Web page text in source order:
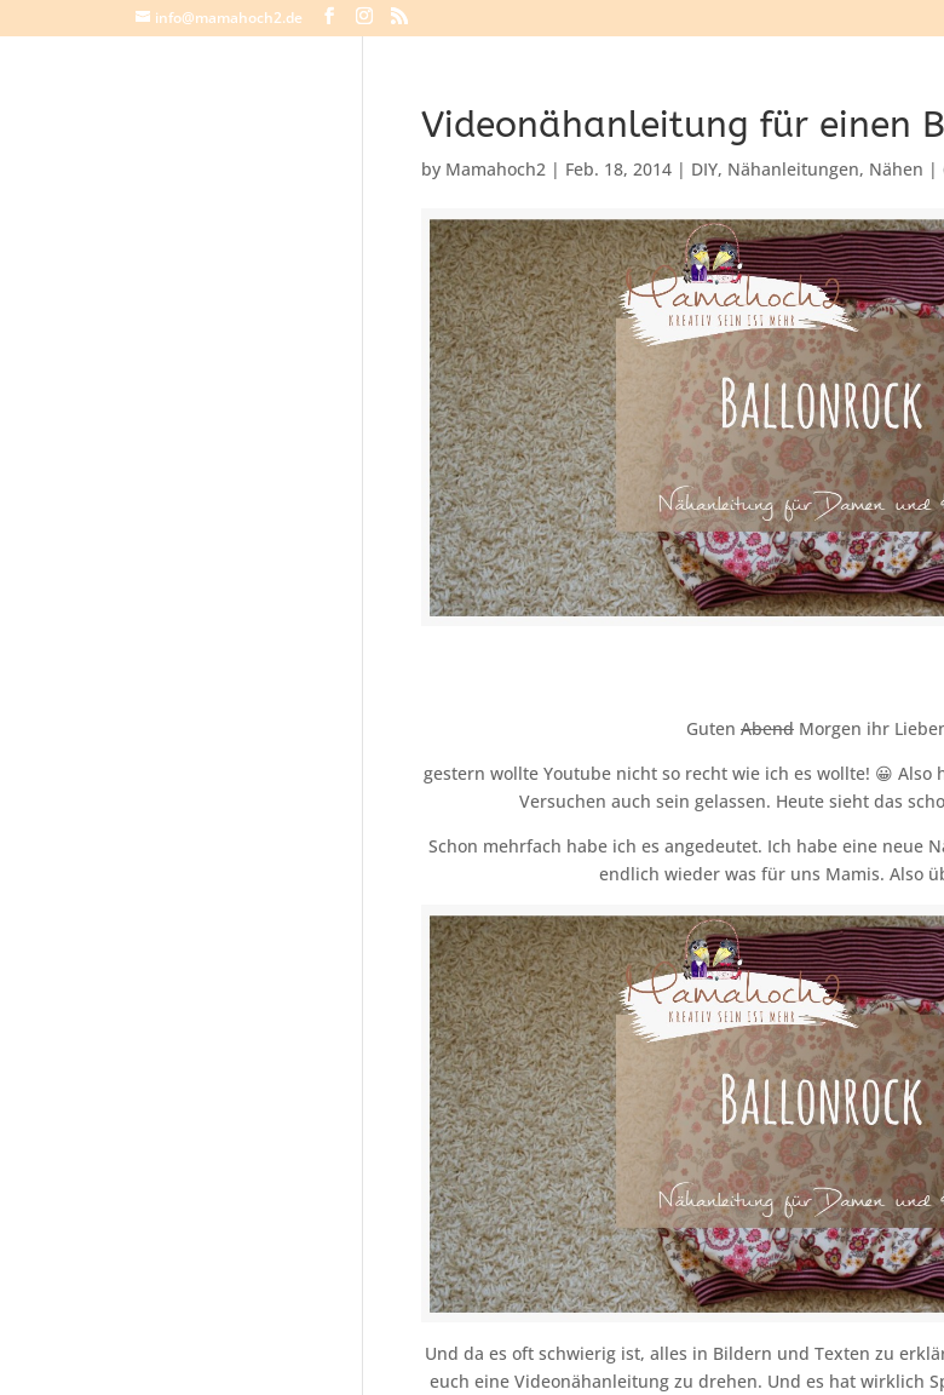
info@mamahoch2.de
Videonähanleitung für einen
by Mamahoch2 | Feb. 18, 2014 | DIY, Nähanleitungen, Nähen |
GutenAbend Morgen ihr
gestern wollte Youtube nicht so recht wie ich es wollte! 😀 Also
Versuchen auch sein gelassen. Heute sieht das
Schon mehrfach habe ich es angedeutet. Ich habe eine neue
endlich wieder was für uns Mamis. Also
Und da es oft schwierig ist, alles in Bildern und Texten zu
euch eine Videonähanleitung zu drehen. Und es hat wirklich